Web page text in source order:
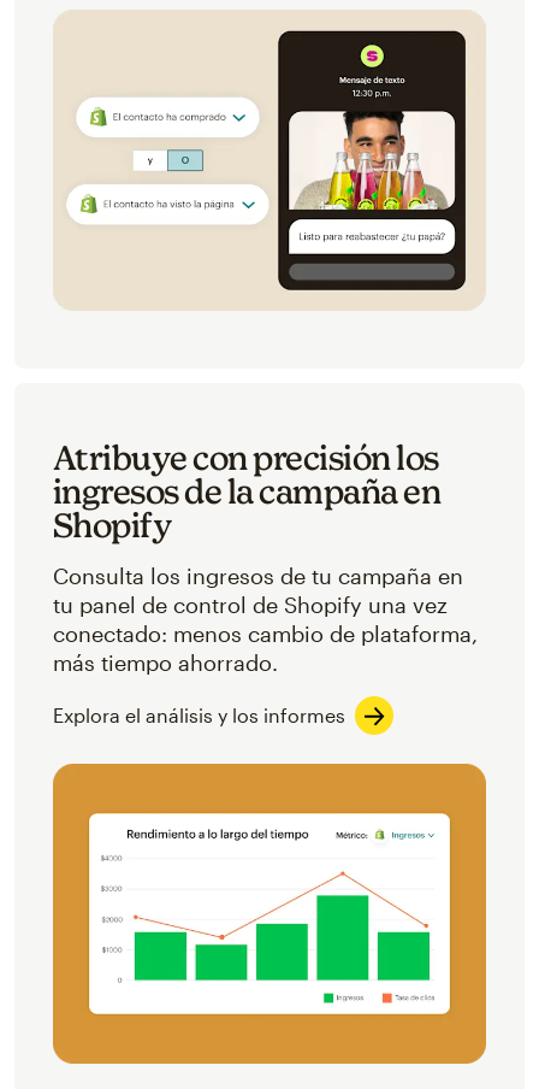
Atribuye con precisión los
ingresos de la campaña en
Shopify
Consulta los ingresos de tu campaña en
tu panel de control de Shopify una vez
conectado: menos cambio de plataforma,
más tiempo ahorrado.
Explora el análisis y los informes